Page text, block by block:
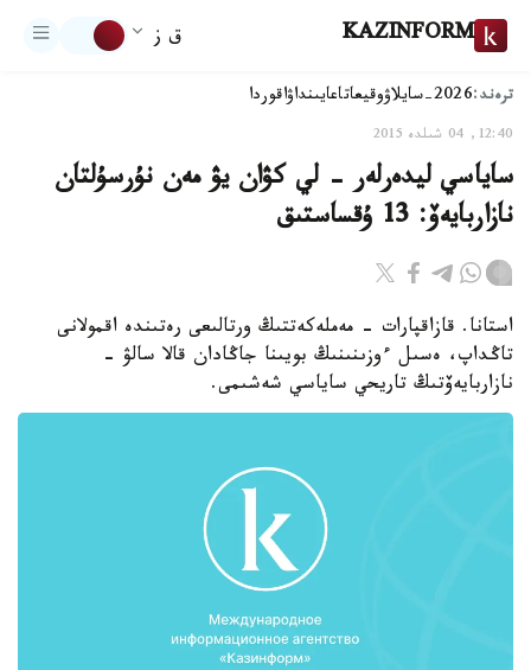
KAZINFORM ق ز
ترەند:2026-سايلاۋ وقيعاتاعايىنداۋاقوردا
12:40, 04 شىلدە 2015
ساياسي ليدەرلەر - لي كۋان يۋ مەن نۇرسۇلتان
نازاربايەۆ: 13 ۇقساستىق
استانا. قازاقپارات - مەملەكەتتىڭ ورتالىعى رەتىندە اقمولانى
تاڭداپ، ەسىل ءوزىنىنىڭ بويىنا جاڭادان قالا سالۋ -
نازاربايەۆتىڭ تاريحي ساياسي شەشىمى.